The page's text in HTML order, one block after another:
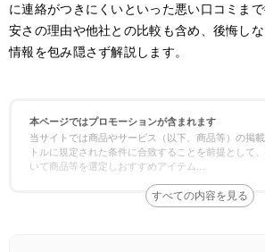
に連絡がつきにくいといった悪い口コミまで
安さの理由や他社との比較も含め、後悔し
情報を包み隠さず解説します。
本ページではプロモーションが含まれます
当サイトでは商品やサービス（以下、商品等）の掲
トルに規定された条件に合致することを前提として
いて商品等を選定しおすすめアイテム